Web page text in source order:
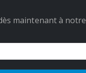
maintenant à notre